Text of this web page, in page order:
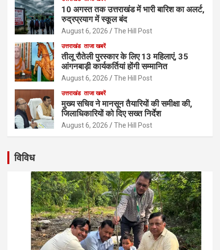
10 अगस्त तक उत्तराखंड में भारी बारिश का अलर्ट,
रुद्रप्रयाग में स्कूल बंद
August 6, 2026 The Hill Post
उत्तराखंड ताजा खबरें
तीलू रौतेली पुरस्कार के लिए 13 महिलाएं, 35
आंगनबाड़ी कार्यकर्तियां होंगी सम्मानित
August 6, 2026 The Hill Post
उत्तराखंड ताजा खबरें
मुख्य सचिव ने मानसून तैयारियों की समीक्षा की,
जिलाधिकारियों को दिए सख्त निर्देश
August 6, 2026 The Hill Post
विविध